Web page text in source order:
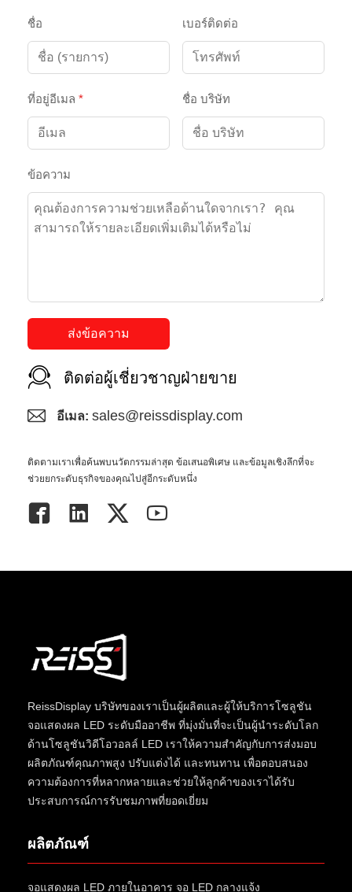
ชื่อ เบอร์ติดต่อ
ที่อยู่อีเมล * ชื่อ บริษัท
ข้อความ
ส่งข้อความ
ติดต่อผู้เชี่ยวชาญฝ่ายขาย
อีเมล: sales@reissdisplay.com
ติดตามเราเพื่อค้นพบนวัตกรรมล่าสุด ข้อเสนอพิเศษ และข้อมูลเชิงลึกที่จะ
ช่วยยกระดับธุรกิจของคุณไปสู่อีกระดับหนึ่ง
ReissDisplayบริษัทของเราเป็นผู้ผลิตและผู้ให้บริการโซลูชัน
จอแสดงผล LED ระดับมืออาชีพ ที่มุ่งมั่นที่จะเป็นผู้นำระดับโลก
ด้านโซลูชันวิดีโอวอลล์ LED เราให้ความสำคัญกับการส่งมอบ
ผลิตภัณฑ์คุณภาพสูง ปรับแต่งได้ และทนทาน เพื่อตอบสนอง
ความต้องการที่หลากหลายและช่วยให้ลูกค้าของเราได้รับ
ประสบการณ์การรับชมภาพที่ยอดเยี่ยม
ผลิตภัณฑ์
จอแสดงผล LED ภายในอาคาร จอ LED กลางแจ้ง